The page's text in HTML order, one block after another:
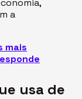
a
mais
usa de